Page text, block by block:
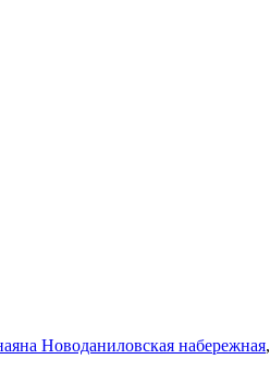
на Новоданиловская набережная,